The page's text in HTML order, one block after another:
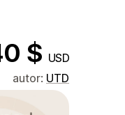
$ USD
autor: UTD